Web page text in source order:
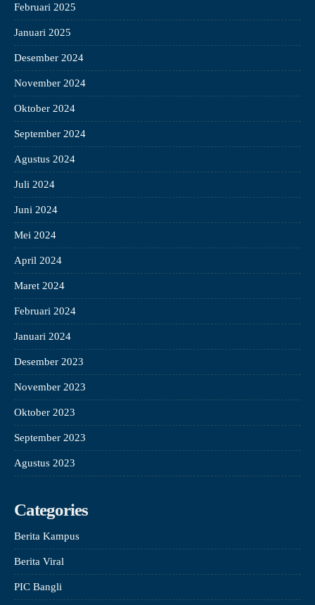
Februari 2025
Januari 2025
Desember 2024
November 2024
Oktober 2024
September 2024
Agustus 2024
Juli 2024
Juni 2024
Mei 2024
April 2024
Maret 2024
Februari 2024
Januari 2024
Desember 2023
November 2023
Oktober 2023
September 2023
Agustus 2023
Categories
Berita Kampus
Berita Viral
PIC Bangli